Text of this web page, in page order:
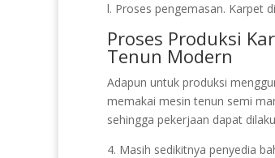
l. Proses pengemasan. Karpet
Proses Produksi
Tenun Modern
Adapun untuk produksi
memakai mesin tenun semi
sehingga pekerjaan dapat
4. Masih sedikitnya penyedia